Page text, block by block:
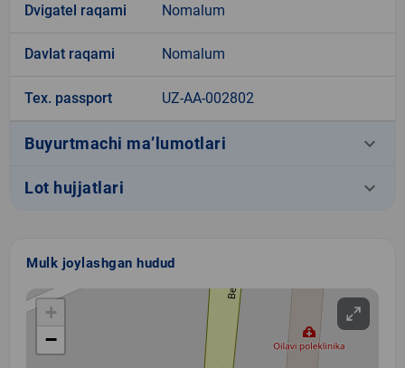
Dvigatel raqami Nomalum
Davlat raqami Nomalum
Tex. passport UZ-AA-002802
Buyurtmachi ma’lumotlari keyboard_arrow_down
Lot hujjatlari keyboard_arrow_down
Mulk joylashgan hudud
+
−